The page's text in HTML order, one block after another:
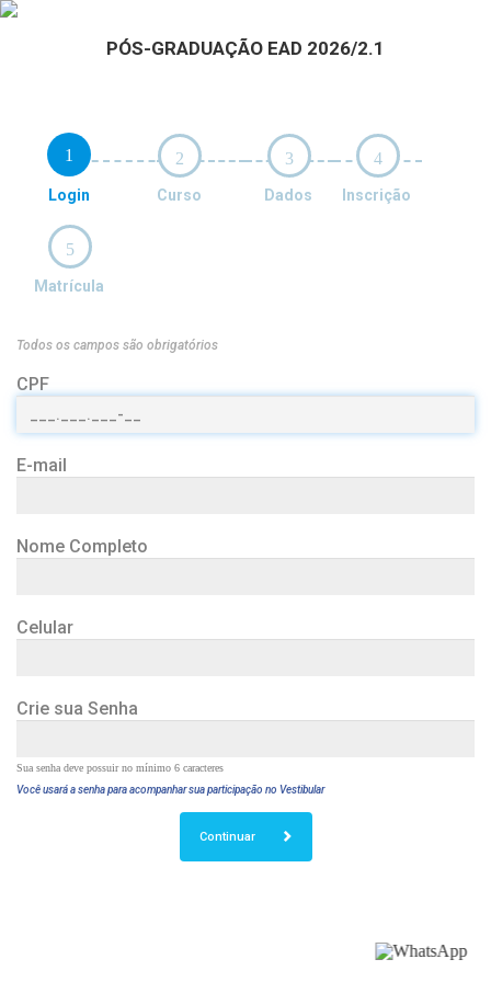
PÓS-GRADUAÇÃO EAD 2026/2.1
1
Login
2
Curso
3
Dados
4
Inscrição
5
Matrícula
Todos os campos são obrigatórios
CPF
E-mail
Nome Completo
Celular
Crie sua Senha
Sua senha deve possuir no mínimo 6 caracteres
Você usará a senha para acompanhar sua participação no Vestibular
Continuar